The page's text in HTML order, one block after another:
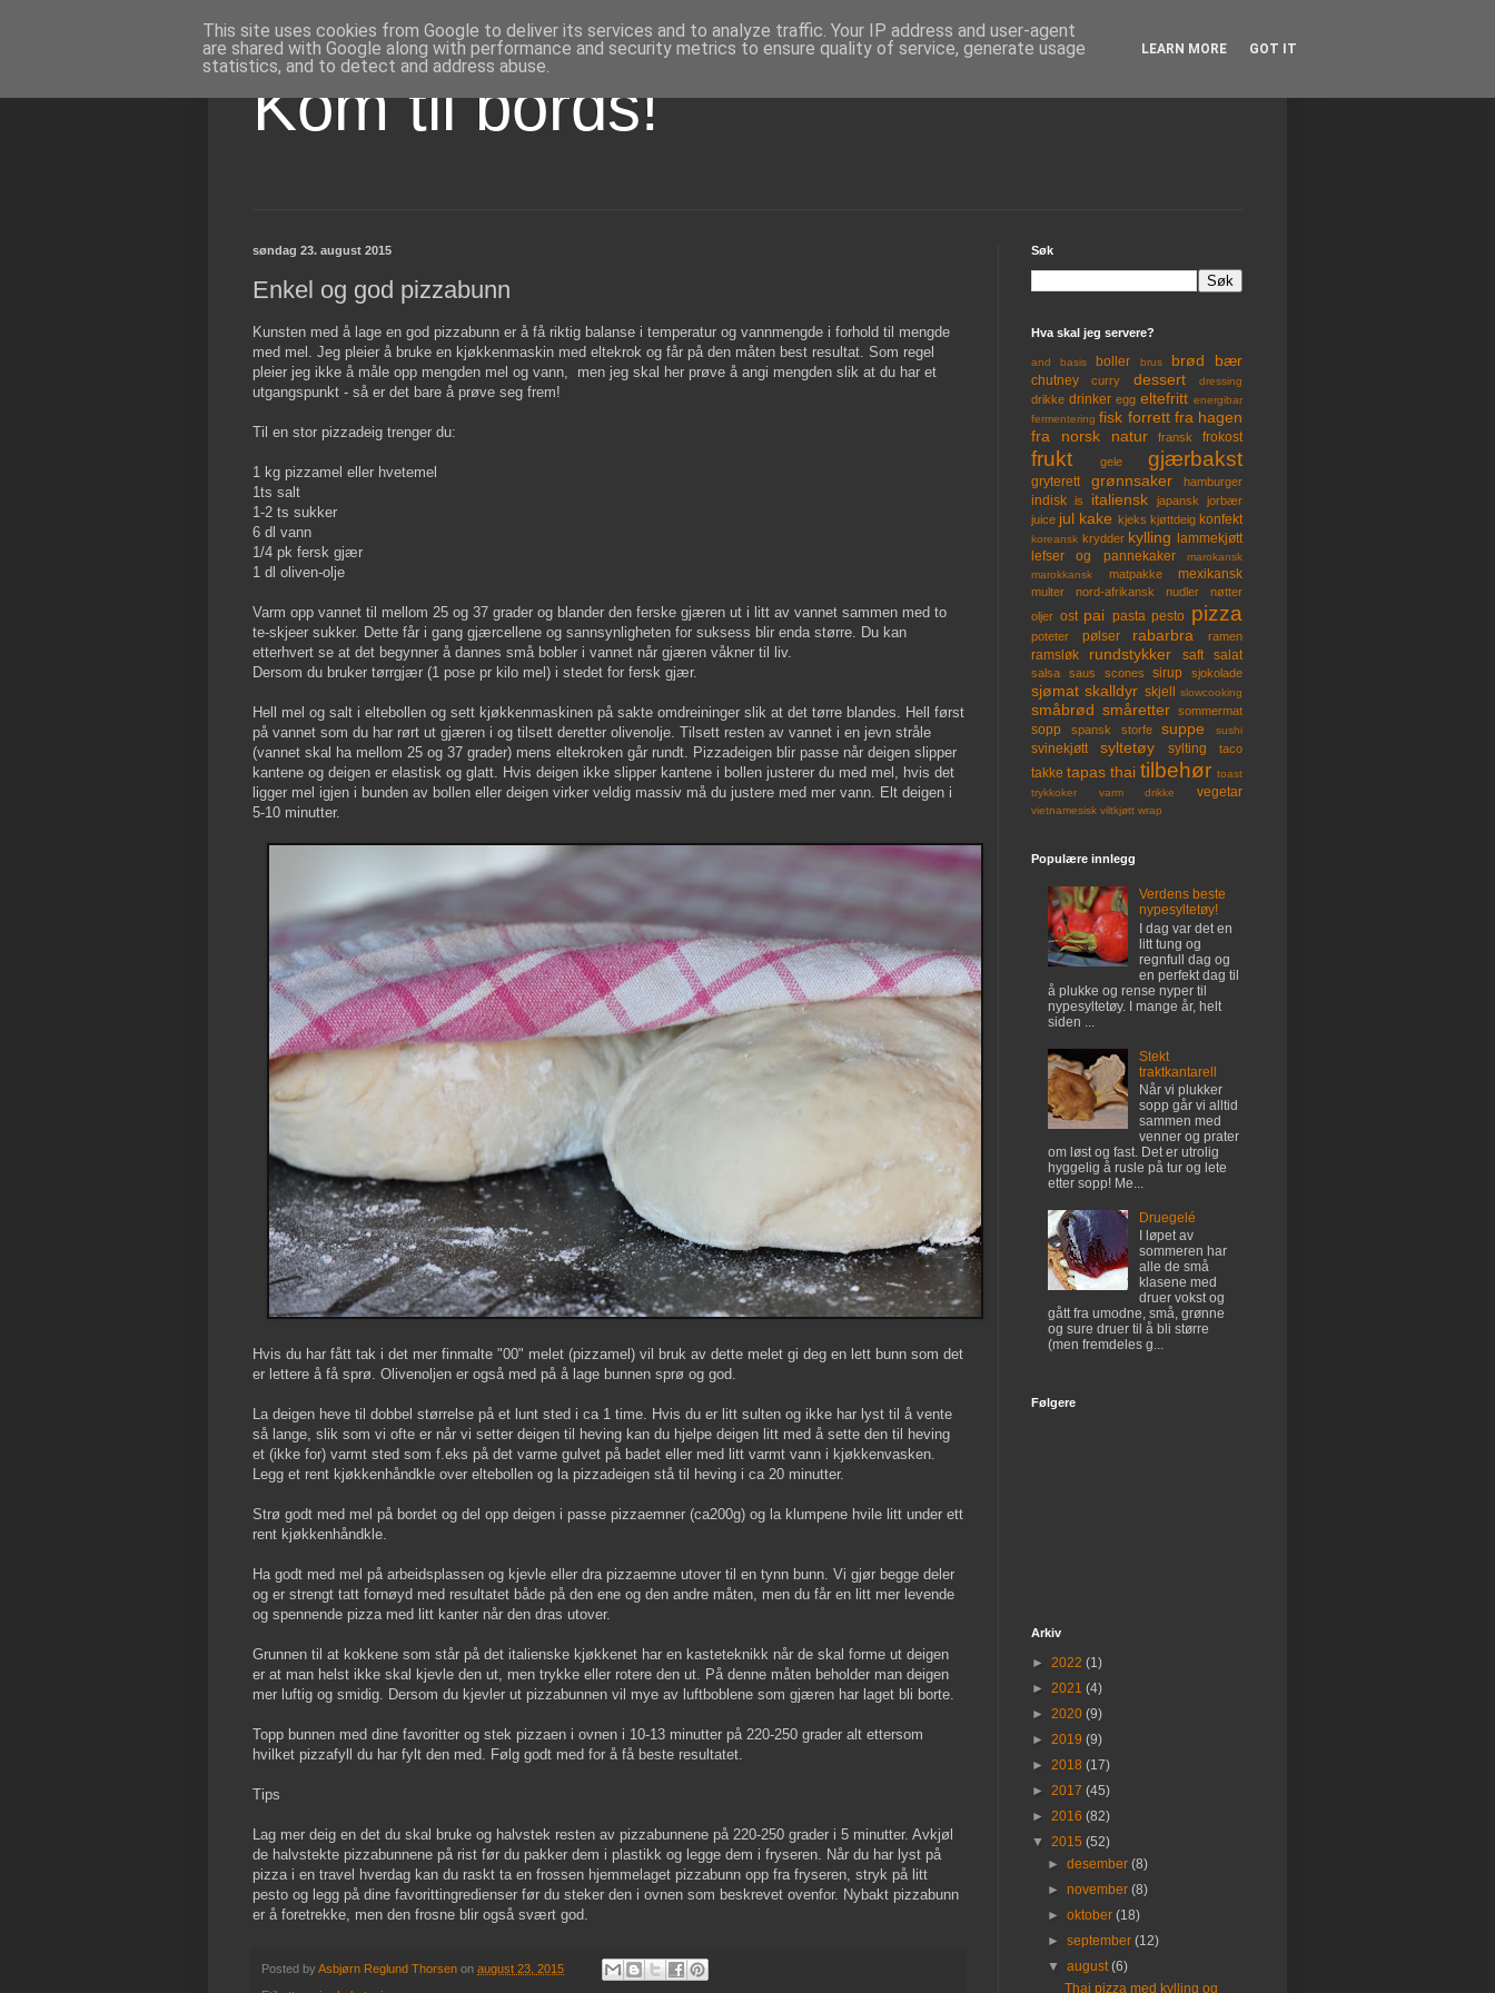
Kom til bords!
søndag 23. august 2015
Enkel og god pizzabunn
Kunsten med å lage en god pizzabunn er å få riktig balanse i temperatur og vannmengde i forhold til mengde
med mel. Jeg pleier å bruke en kjøkkenmaskin med eltekrok og får på den måten best resultat. Som regel
pleier jeg ikke å måle opp mengden mel og vann, men jeg skal her prøve å angi mengden slik at du har et
utgangspunkt - så er det bare å prøve seg frem!
Til en stor pizzadeig trenger du:
1 kg pizzamel eller hvetemel
1ts salt
1-2 ts sukker
6 dl vann
1/4 pk fersk gjær
1 dl oliven-olje
Varm opp vannet til mellom 25 og 37 grader og blander den ferske gjæren ut i litt av vannet sammen med to
te-skjeer sukker. Dette får i gang gjærcellene og sannsynligheten for suksess blir enda større. Du kan
etterhvert se at det begynner å dannes små bobler i vannet når gjæren våkner til liv.
Dersom du bruker tørrgjær (1 pose pr kilo mel) i stedet for fersk gjær.
Hell mel og salt i eltebollen og sett kjøkkenmaskinen på sakte omdreininger slik at det tørre blandes. Hell først
på vannet som du har rørt ut gjæren i og tilsett deretter olivenolje. Tilsett resten av vannet i en jevn stråle
(vannet skal ha mellom 25 og 37 grader) mens eltekroken går rundt. Pizzadeigen blir passe når deigen slipper
kantene og deigen er elastisk og glatt. Hvis deigen ikke slipper kantene i bollen justerer du med mel, hvis det
ligger mel igjen i bunden av bollen eller deigen virker veldig massiv må du justere med mer vann. Elt deigen i
5-10 minutter.
Hvis du har fått tak i det mer finmalte "00" melet (pizzamel) vil bruk av dette melet gi deg en lett bunn som det
er lettere å få sprø. Olivenoljen er også med på å lage bunnen sprø og god.
La deigen heve til dobbel størrelse på et lunt sted i ca 1 time. Hvis du er litt sulten og ikke har lyst til å vente
så lange, slik som vi ofte er når vi setter deigen til heving kan du hjelpe deigen litt med å sette den til heving
et (ikke for) varmt sted som f.eks på det varme gulvet på badet eller med litt varmt vann i kjøkkenvasken.
Legg et rent kjøkkenhåndkle over eltebollen og la pizzadeigen stå til heving i ca 20 minutter.
Strø godt med mel på bordet og del opp deigen i passe pizzaemner (ca200g) og la klumpene hvile litt under ett
rent kjøkkenhåndkle.
Ha godt med mel på arbeidsplassen og kjevle eller dra pizzaemne utover til en tynn bunn. Vi gjør begge deler
og er strengt tatt fornøyd med resultatet både på den ene og den andre måten, men du får en litt mer levende
og spennende pizza med litt kanter når den dras utover.
Grunnen til at kokkene som står på det italienske kjøkkenet har en kasteteknikk når de skal forme ut deigen
er at man helst ikke skal kjevle den ut, men trykke eller rotere den ut. På denne måten beholder man deigen
mer luftig og smidig. Dersom du kjevler ut pizzabunnen vil mye av luftboblene som gjæren har laget bli borte.
Topp bunnen med dine favoritter og stek pizzaen i ovnen i 10-13 minutter på 220-250 grader alt ettersom
hvilket pizzafyll du har fylt den med. Følg godt med for å få beste resultatet.
Tips
Lag mer deig en det du skal bruke og halvstek resten av pizzabunnene på 220-250 grader i 5 minutter. Avkjøl
de halvstekte pizzabunnene på rist før du pakker dem i plastikk og legge dem i fryseren. Når du har lyst på
pizza i en travel hverdag kan du raskt ta en frossen hjemmelaget pizzabunn opp fra fryseren, stryk på litt
pesto og legg på dine favorittingredienser før du steker den i ovnen som beskrevet ovenfor. Nybakt pizzabunn
er å foretrekke, men den frosne blir også svært god.
Posted byAsbjørn Reglund Thorsen on august 23, 2015
Søk
Hva skal jeg servere?
and basis boller brus brød bær
chutney curry dessert dressing
drikke drinker egg eltefritt energibar
fermentering fisk forrett fra hagen
fra norsk natur
fransk frokost
frukt gele gjærbakst
gryterett grønnsaker hamburger
indisk is italiensk japansk
jorbær
juice jul kake kjeks kjøttdeig konfekt
koreansk krydder kylling
lammekjøtt
lefser og pannekaker
marokansk
marokkansk
matpakke mexikansk
multer nord-afrikansk nudler
nøtter
oljer ost pai pasta pesto pizza
poteter pølser rabarbra ramen
ramsløk rundstykker saft salat
salsa saus scones sirup sjokolade
sjømat skalldyr skjell slowcooking
småbrød småretter sommermat
sopp spansk storfe suppe sushi
svinekjøtt syltetøy sylting taco
takke tapas thai tilbehør toast
trykkoker
varm drikke vegetar
vietnamesisk viltkjøtt wrap
Populære innlegg
Verdens beste
nypesyltetøy!
I dag var det en
litt tung og
regnfull dag og
en perfekt dag til
å plukke og rense nyper til
nypesyltetøy. I mange år, helt
siden ...
Stekt
traktkantarell
Når vi plukker
sopp går vi alltid
sammen med
venner og prater
om løst og fast. Det er utrolig
hyggelig å rusle på tur og lete
etter sopp! Me...
Druegelé
I løpet av
sommeren har
alle de små
klasene med
druer vokst og
gått fra umodne, små, grønne
og sure druer til å bli større
(men fremdeles g...
Følgere
Arkiv
► 2022 (1)
► 2021 (4)
► 2020 (9)
► 2019 (9)
► 2018 (17)
► 2017 (45)
► 2016 (82)
▼ 2015 (52)
►desember(8)
►november(8)
►oktober(18)
►september(12)
▼august(6)
Thai pizza med kylling og
This site uses cookies from Google to deliver its services and to analyze traffic. Your IP address and user-agent
are shared with Google along with performance and security metrics to ensure quality of service, generate usage
statistics, and to detect and address abuse.
LEARN MORE GOT IT